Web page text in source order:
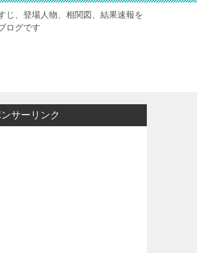
じ、登場人物、相関図、結果速報を
ログです
サーリンク